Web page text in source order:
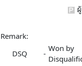
Remark:
DSQ
-
Won by